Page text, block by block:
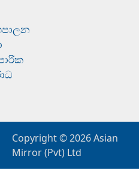
Copyright © 2026Asian
Mirror (Pvt) Ltd